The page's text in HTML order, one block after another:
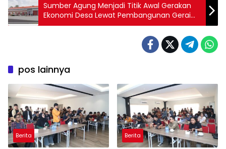
Sumber Agung Menjadi Titik Awal Gerakan
Ekonomi Desa Lewat Pembangunan Gerai
Sembako Koperasi Merah Putih
pos lainnya
Berita Berita